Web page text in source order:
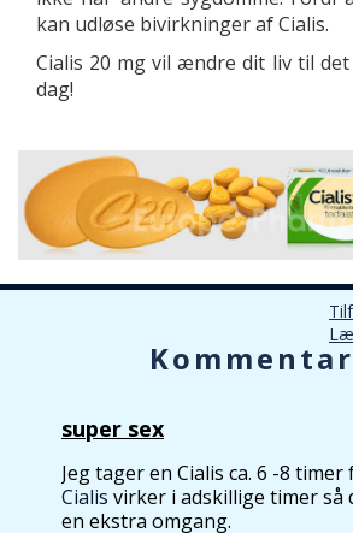
kan udløse bivirkninger af Cialis.
Cialis 20 mg vil ændre dit liv til
dag!
super sex
Jeg tager en Cialis ca. 6 -8
Cialis virker i adskillige timer så
en ekstra omgang.